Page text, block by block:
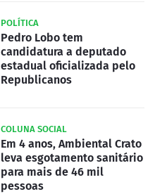
POLÍTICA
Pedro Lobo tem
candidatura a deputado
estadual oficializada pelo
Republicanos
COLUNA SOCIAL
Em 4 anos, Ambiental Crato
leva esgotamento sanitário
para mais de 46 mil
pessoas